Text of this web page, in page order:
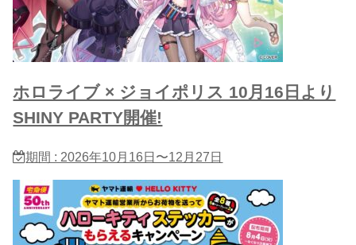
ホロライブ × ジョイポリス 10月16日より
SHINY PARTY開催!
期間 : 2026年10月16日〜12月27日